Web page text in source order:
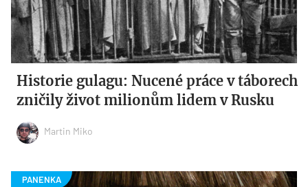
Historie gulagu: Nucené práce v táborech
zničily život milionům lidem v Rusku
Martin Miko